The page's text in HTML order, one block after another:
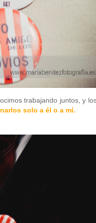
trabajando juntos, y
solo a él o a mí.